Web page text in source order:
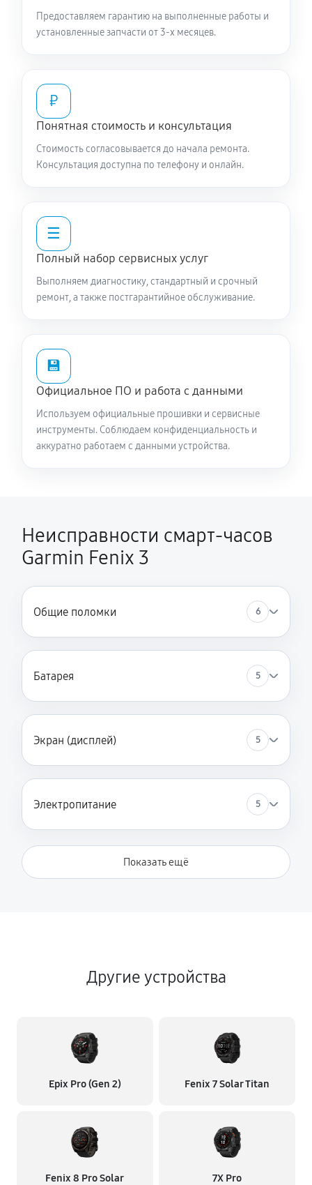
Предоставляем гарантию на выполненные работы и
установленные запчасти от 3-х месяцев.
₽
Понятная стоимость и консультация
Стоимость согласовывается до начала ремонта.
Консультация доступна по телефону и онлайн.
☰
Полный набор сервисных услуг
Выполняем диагностику, стандартный и срочный
ремонт, а также постгарантийное обслуживание.
💾
Официальное ПО и работа с данными
Используем официальные прошивки и сервисные
инструменты. Соблюдаем конфиденциальность и
аккуратно работаем с данными устройства.
Неисправности смарт-часов
Garmin Fenix 3
Общие поломки 6
Батарея 5
Экран (дисплей) 5
Электропитание 5
Показать ещё
Другие устройства
Epix Pro (Gen 2) Fenix 7 Solar Titan
Fenix 8 Pro Solar 7X Pro